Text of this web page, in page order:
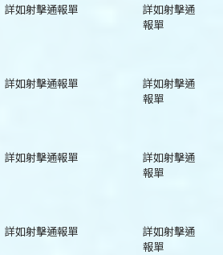
詳如射擊通報單
詳如射擊通
報單
詳如射擊通報單
詳如射擊通
報單
詳如射擊通報單
詳如射擊通
報單
詳如射擊通報單
詳如射擊通
報單